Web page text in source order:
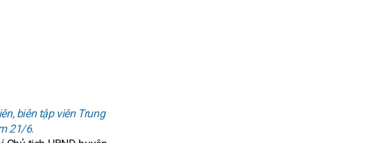
biên tập viên Trung
21/6.